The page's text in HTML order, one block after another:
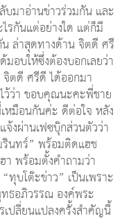
มาอ่านข่าวร่วมกัน และ
รกันแต่อย่างใด แต่ก็มี
น ล่าสุดทางด้าน จิตดี ศรี
อบให้ซึ่งต้องบอกเลยว่า
ตดี ศรีดี ได้ออกมา
ว่า ขอบคุณนะคะพี่ชาย
มือนกันค่ะ ดีต่อใจ หลัง
งผ่านเฟซบุ๊กส่วนตัวว่า
รินทร์” พร้อมติดแฮช
พร้อมตั้งคำถามว่า
ทุบโต๊ะข่าว” เป็นเพราะ
ธอภิวรรณ องค์พระ
เปลี่ยนแปลงครั้งสำคัญนี้